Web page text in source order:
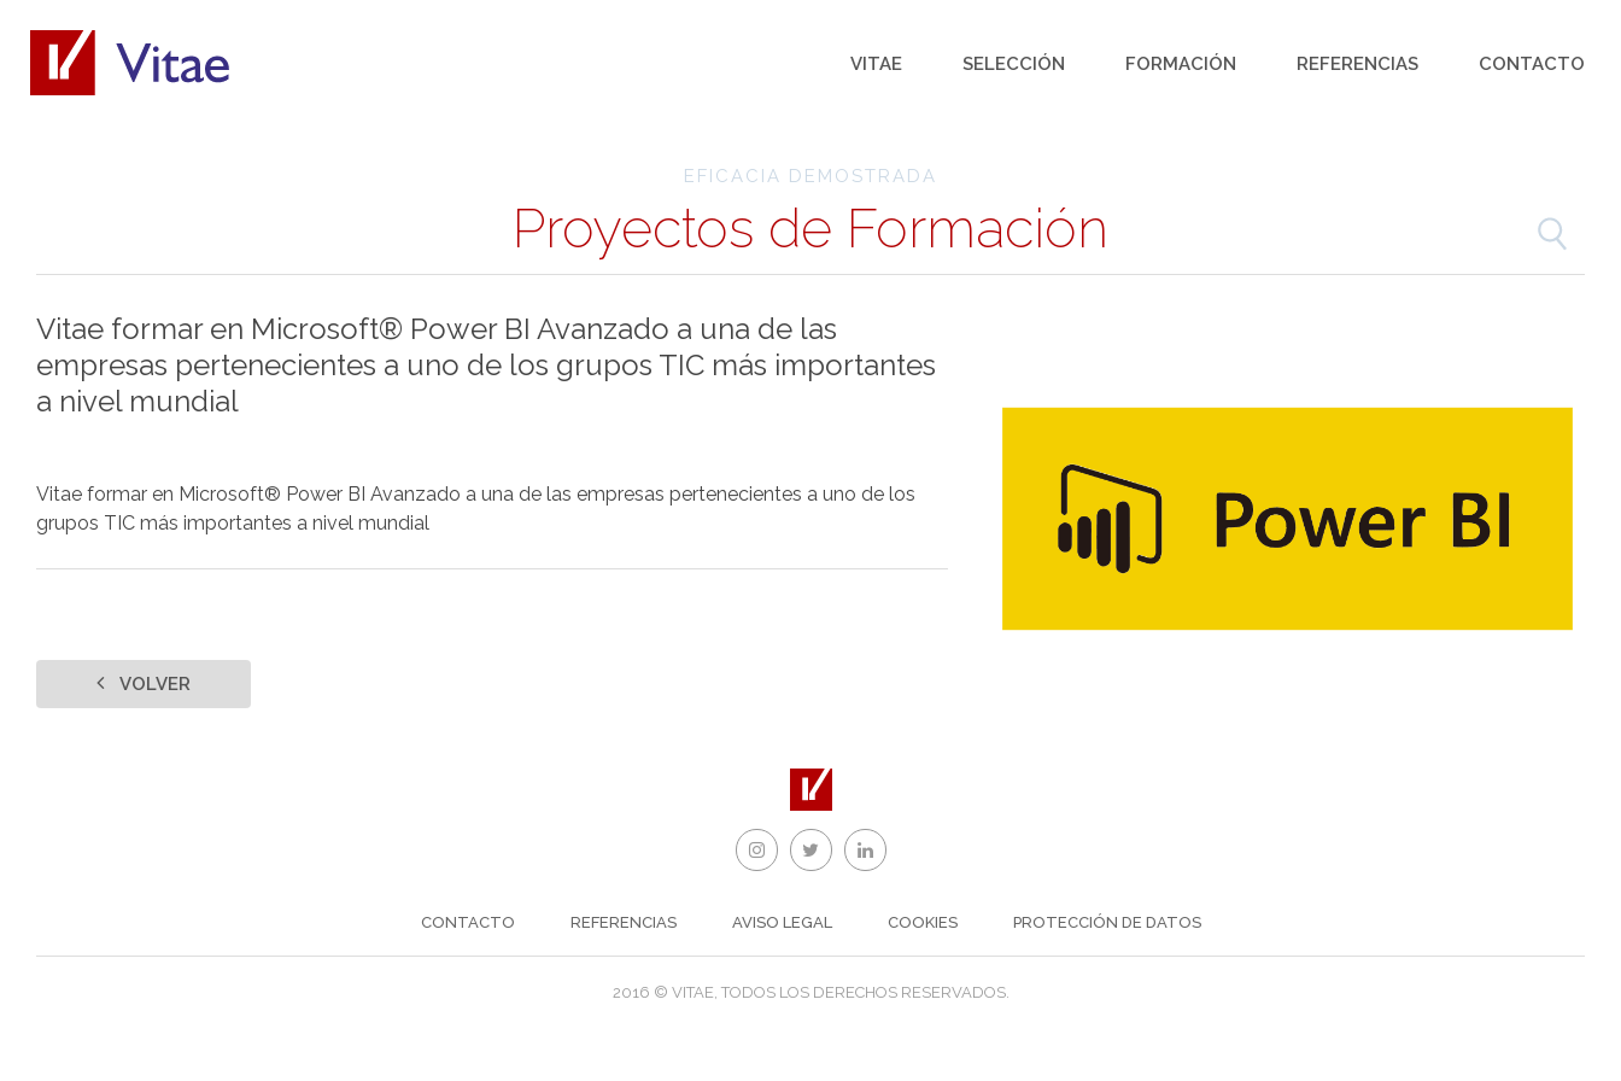
VITAE SELECCIÓN FORMACIÓN REFERENCIAS CONTACTO
EFICACIA DEMOSTRADA
Proyectos de Formación
Vitae formar en Microsoft® Power BI Avanzado a una de las
empresas pertenecientes a uno de los grupos TIC más importantes
a nivel mundial
Vitae formar en Microsoft® Power BI Avanzado a una de las empresas pertenecientes a uno de los
grupos TIC más importantes a nivel mundial
VOLVER
CONTACTO REFERENCIAS AVISO LEGAL COOKIES PROTECCIÓN DE DATOS
2016 © VITAE, TODOS LOS DERECHOS RESERVADOS.